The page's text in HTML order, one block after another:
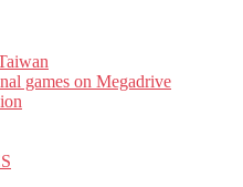
games on Megadrive